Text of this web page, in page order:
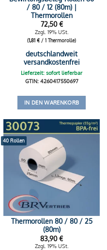
/ 80 / 12 (80m) |
Thermorollen
72,50€
Zzgl. 19% USt.
(1,81€ / 1 Thermorolle)
deutschlandweit
versandkostenfrei
Lieferzeit: sofort lieferbar
GTIN: 4260417550697
IN DEN WARENKORB
40 Rollen
Thermorollen 80 / 80 / 25
(80m)
83,90€
Zzgl. 19% USt.